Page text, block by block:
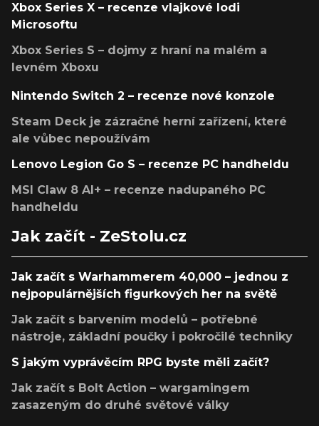
Xbox Series X – recenze vlajkové lodi
Microsoftu
Xbox Series S – dojmy z hraní na malém a
levném Xboxu
Nintendo Switch 2 – recenze nové konzole
Steam Deck je zázračné herní zařízení, které
ale vůbec nepoužívám
Lenovo Legion Go S – recenze PC handheldu
MSI Claw 8 AI+ – recenze nadupaného PC
handheldu
Jak začít - ZeStolu.cz
Jak začít s Warhammerem 40,000 – jednou z
nejpopulárnějších figurkových her na světě
Jak začít s barvením modelů – potřebné
nástroje, základní poučky i pokročilé techniky
S jakým vyprávěcím RPG byste měli začít?
Jak začít s Bolt Action – wargamingem
zasazeným do druhé světové války